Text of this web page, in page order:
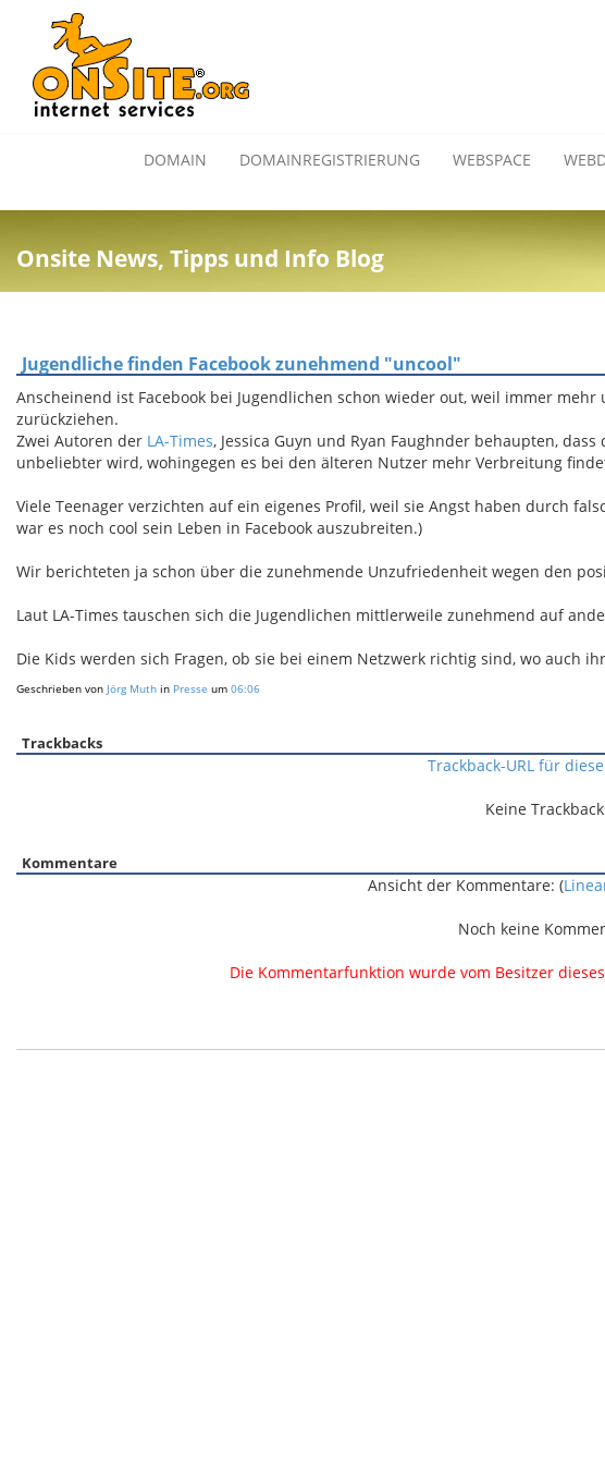
DOMAIN DOMAINREGISTRIERUNG WEBSPACE
Onsite News, Tipps und Info Blog
Jugendliche finden Facebook zunehmend "uncool"
Anscheinend ist Facebook bei Jugendlichen schon wieder out, weil immer
zurückziehen.
Zwei Autoren der LA-Times, Jessica Guyn und Ryan Faughnder behaupten, dass
unbeliebter wird, wohingegen es bei den älteren Nutzer mehr Verbreitung
Viele Teenager verzichten auf ein eigenes Profil, weil sie Angst haben durch
war es noch cool sein Leben in Facebook auszubreiten.)
Wir berichteten ja schon über die zunehmende Unzufriedenheit wegen den
Laut LA-Times tauschen sich die Jugendlichen mittlerweile zunehmend auf
Die Kids werden sich Fragen, ob sie bei einem Netzwerk richtig sind, wo auch
Geschrieben von Jörg Muth in Presse um 06:06
Trackbacks
Trackback-URL für
Keine
Kommentare
Ansicht der Kommentare: (
Noch keine
Die Kommentarfunktion wurde vom Besitzer